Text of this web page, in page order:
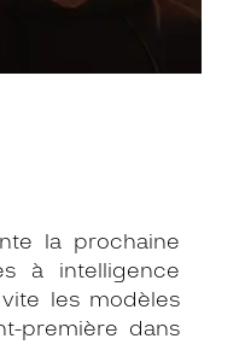
la prochaine
à intelligence
les modèles
première dans